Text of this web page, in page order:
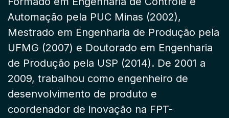
Automação pela PUC Minas (2002),
Mestrado em Engenharia de Produção pela
UFMG (2007) e Doutorado em Engenharia
de Produção pela USP (2014). De 2001 a
2009, trabalhou como engenheiro de
desenvolvimento de produto e
coordenador de inovação na FPT-